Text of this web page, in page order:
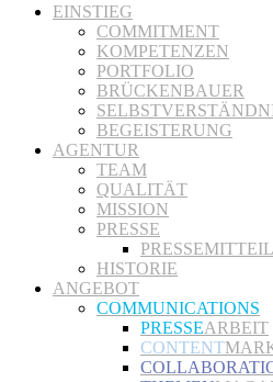
EINSTIEG
COMMITMENT
KOMPETENZEN
PORTFOLIO
BRÜCKENBAUER
BEGEISTERUNG
AGENTUR
TEAM
QUALITÄT
MISSION
PRESSE
HISTORIE
ANGEBOT
COMMUNICATIONS
PRESSEARBEIT
CONTENT